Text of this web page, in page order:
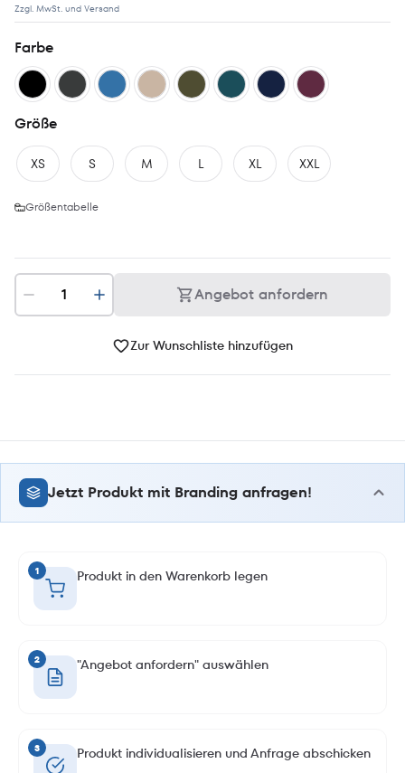
Zzgl. MwSt. und Versand
Farbe
Größe
XS S M L XL XXL
Größentabelle
Angebot anfordern
Zur Wunschliste hinzufügen
Jetzt Produkt mit Branding anfragen!
1 Produkt in den Warenkorb legen
2 "Angebot anfordern" auswählen
3 Produkt individualisieren und Anfrage abschicken